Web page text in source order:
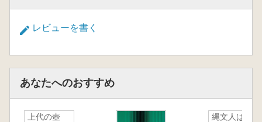
レビューを書く
あなたへのおすすめ
上代の壺
縄文人はど